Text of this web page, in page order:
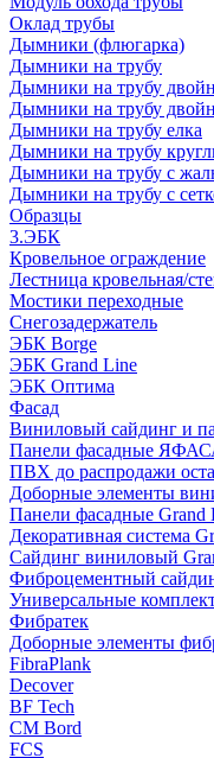
Оклад трубы
Дымники (флюгарка)
Дымники на трубу
Дымники на трубу
Дымники на трубу
Дымники на трубу елка
Дымники на трубу
Дымники на трубу с
Дымники на трубу с
Образцы
3.ЭБК
Кровельное ограждение
Лестница кровельная/
Мостики переходные
Снегозадержатель
ЭБК Borge
ЭБК Grand Line
ЭБК Оптима
Фасад
Виниловый сайдинг и
Панели фасадные
ПВХ до распродажи
Доборные элементы
Панели фасадные Grand
Декоративная система
Сайдинг виниловый
Фиброцементный
Универсальные
Фибратек
Доборные элементы
FibraPlank
Decover
BF Tech
CM Bord
FCS